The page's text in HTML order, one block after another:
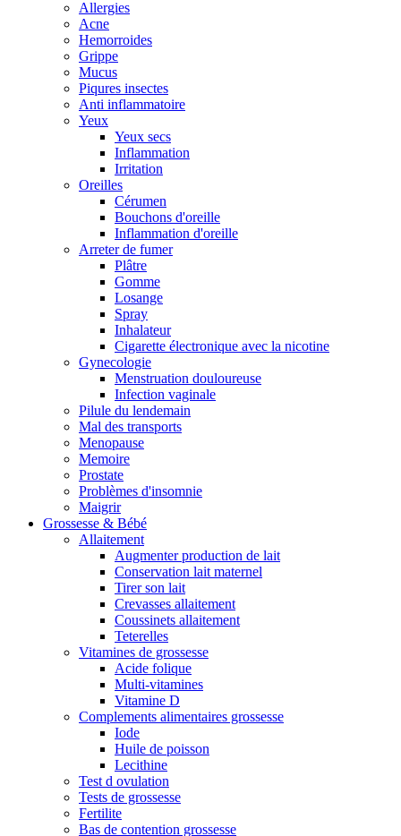
Allergies
Acne
Hemorroides
Grippe
Mucus
Piqures insectes
Anti inflammatoire
Yeux
Yeux secs
Inflammation
Irritation
Oreilles
Cérumen
Bouchons d'oreille
Inflammation d'oreille
Arreter de fumer
Plâtre
Gomme
Losange
Spray
Inhalateur
Cigarette électronique avec la nicotine
Gynecologie
Menstruation douloureuse
Infection vaginale
Pilule du lendemain
Mal des transports
Menopause
Memoire
Prostate
Problèmes d'insomnie
Maigrir
Grossesse & Bébé
Allaitement
Augmenter production de lait
Conservation lait maternel
Tirer son lait
Crevasses allaitement
Coussinets allaitement
Teterelles
Vitamines de grossesse
Acide folique
Multi-vitamines
Vitamine D
Complements alimentaires grossesse
Iode
Huile de poisson
Lecithine
Test d ovulation
Tests de grossesse
Fertilite
Bas de contention grossesse